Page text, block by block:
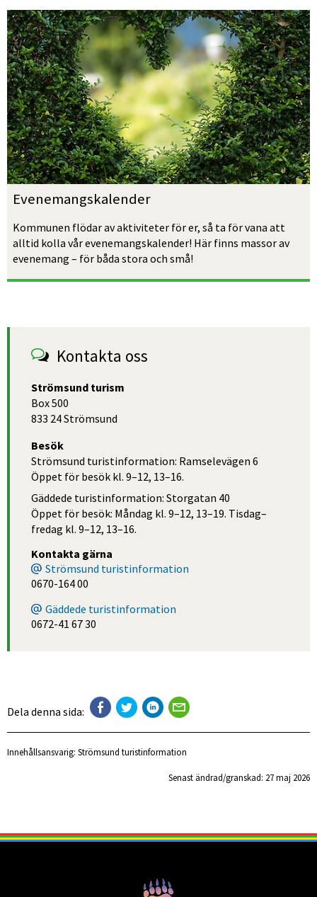
Evenemangskalender
Kommunen flödar av aktiviteter för er, så ta för vana att
alltid kolla vår evenemangskalender! Här finns massor av
evenemang – för båda stora och små!
Kontakta oss
Strömsund turism
Box 500
833 24 Strömsund
Besök
Strömsund turistinformation: Ramselevägen 6
Öppet för besök kl. 9–12, 13–16.
Gäddede turistinformation: Storgatan 40
Öppet för besök: Måndag kl. 9–12, 13–19. Tisdag–
fredag kl. 9–12, 13–16.
Kontakta gärna
Strömsund turistinformation
0670-164 00
Gäddede turistinformation
0672-41 67 30
Dela denna sida:
Innehållsansvarig: Strömsund turistinformation
Senast ändrad/granskad: 27 maj 2026